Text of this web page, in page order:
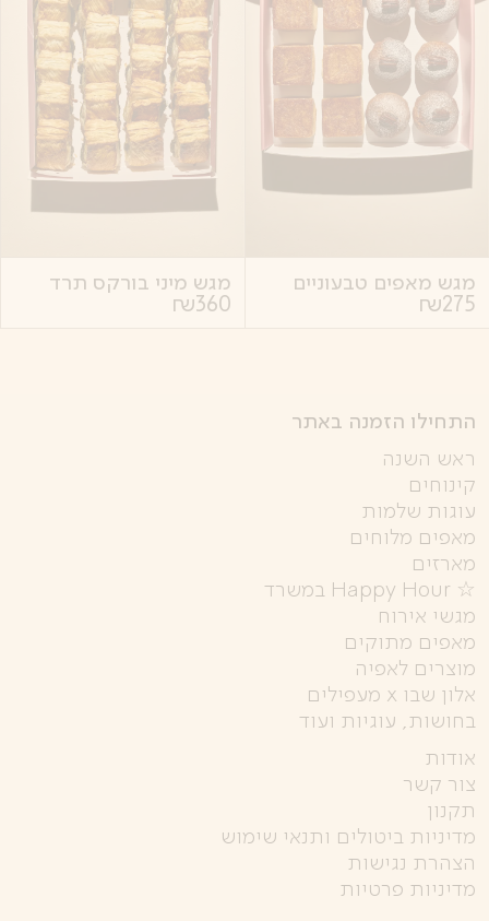
מגש מאפים טבעוניים
275
₪
מגש מיני בורקס תרד
360
₪
התחילו הזמנה באתר
ראש השנה
קינוחים
עוגות שלמות
מאפים מלוחים
מארזים
☆ Happy Hour במשרד
מגשי אירוח
מאפים מתוקים
מוצרים לאפיה
אלון שבו x מעפילים
בחושות, עוגיות ועוד
אודות
צור קשר
תקנון
מדיניות ביטולים ותנאי שימוש
הצהרת נגישות
מדיניות פרטיות